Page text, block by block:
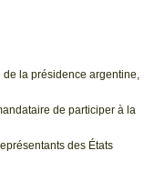
la présidence argentine,
de participer à la
des États